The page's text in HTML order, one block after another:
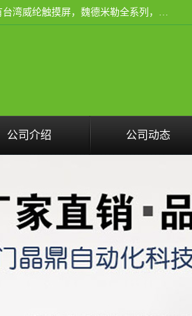
厦门晶鼎自动化科技有限公司是一家具有独立法人资格的高新技术企业；代理销售的产品有台湾威纶触摸屏，魏德米勒全系列，永宏触摸屏,威纶触摸屏,台湾威纶weinview触摸屏,台湾永宏PLC，FATEK,永宏伺服,图儿克总线，施耐德，欧姆龙，西门子，富士变频，K&N蓝系列， BUSSMANN，松下变频器，丹佛斯变频器等。
公司介绍 公司动态